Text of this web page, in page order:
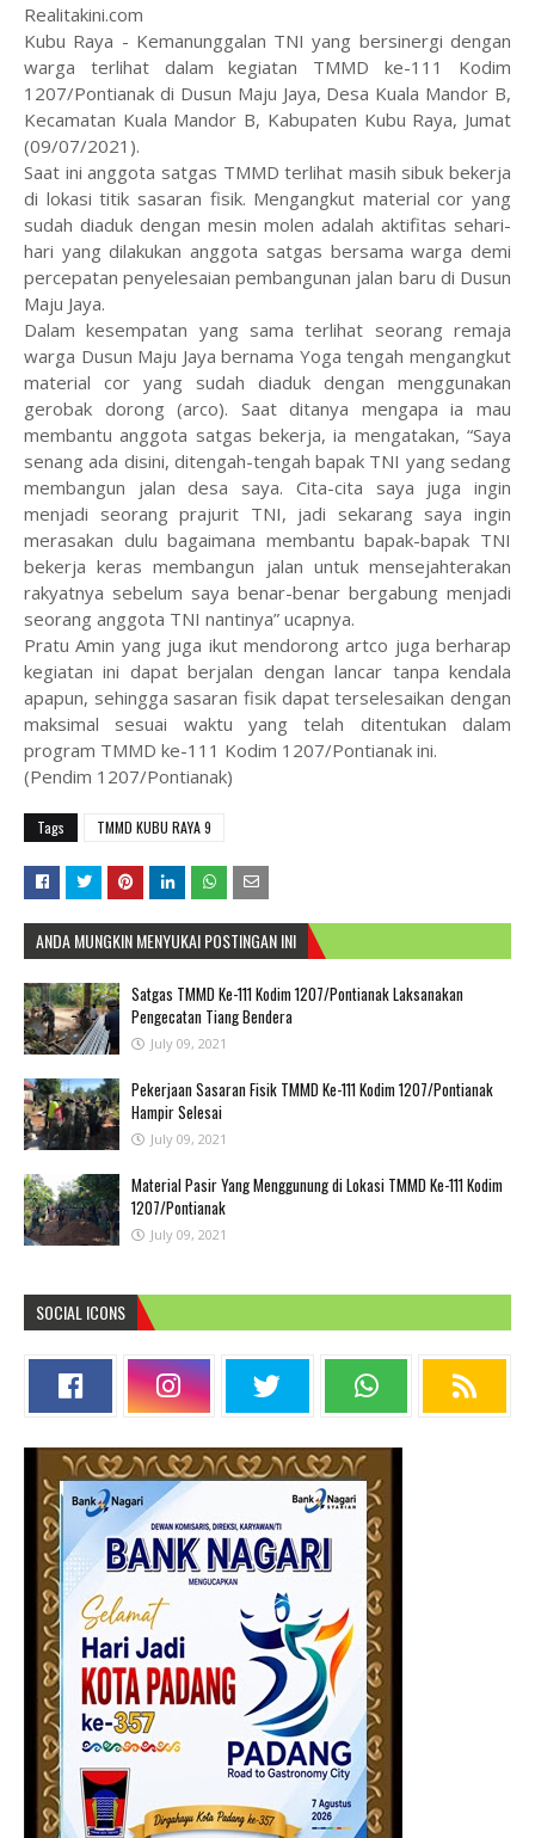
Realitakini.com
Kubu Raya - Kemanunggalan TNI yang bersinergi dengan
warga terlihat dalam kegiatan TMMD ke-111 Kodim
1207/Pontianak di Dusun Maju Jaya, Desa Kuala Mandor B,
Kecamatan Kuala Mandor B, Kabupaten Kubu Raya, Jumat
(09/07/2021).
Saat ini anggota satgas TMMD terlihat masih sibuk bekerja
di lokasi titik sasaran fisik. Mengangkut material cor yang
sudah diaduk dengan mesin molen adalah aktifitas sehari-
hari yang dilakukan anggota satgas bersama warga demi
percepatan penyelesaian pembangunan jalan baru di Dusun
Maju Jaya.
Dalam kesempatan yang sama terlihat seorang remaja
warga Dusun Maju Jaya bernama Yoga tengah mengangkut
material cor yang sudah diaduk dengan menggunakan
gerobak dorong (arco). Saat ditanya mengapa ia mau
membantu anggota satgas bekerja, ia mengatakan, “Saya
senang ada disini, ditengah-tengah bapak TNI yang sedang
membangun jalan desa saya. Cita-cita saya juga ingin
menjadi seorang prajurit TNI, jadi sekarang saya ingin
merasakan dulu bagaimana membantu bapak-bapak TNI
bekerja keras membangun jalan untuk mensejahterakan
rakyatnya sebelum saya benar-benar bergabung menjadi
seorang anggota TNI nantinya” ucapnya.
Pratu Amin yang juga ikut mendorong artco juga berharap
kegiatan ini dapat berjalan dengan lancar tanpa kendala
apapun, sehingga sasaran fisik dapat terselesaikan dengan
maksimal sesuai waktu yang telah ditentukan dalam
program TMMD ke-111 Kodim 1207/Pontianak ini.
(Pendim 1207/Pontianak)
Tags TMMD KUBU RAYA 9
ANDA MUNGKIN MENYUKAI POSTINGAN INI
Satgas TMMD Ke-111 Kodim 1207/Pontianak Laksanakan
Pengecatan Tiang Bendera
July 09, 2021
Pekerjaan Sasaran Fisik TMMD Ke-111 Kodim 1207/Pontianak
Hampir Selesai
July 09, 2021
Material Pasir Yang Menggunung di Lokasi TMMD Ke-111 Kodim
1207/Pontianak
July 09, 2021
SOCIAL ICONS